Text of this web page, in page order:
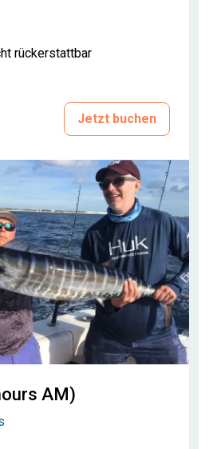
rückerstattbar
Jetzt buchen
AM)